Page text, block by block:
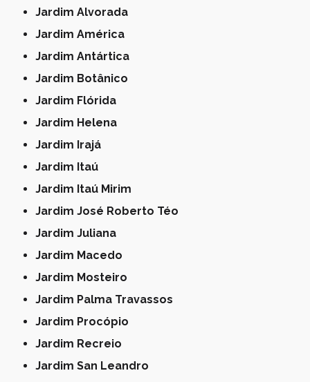
Jardim Alvorada
Jardim América
Jardim Antártica
Jardim Botânico
Jardim Flórida
Jardim Helena
Jardim Irajá
Jardim Itaú
Jardim Itaú Mirim
Jardim José Roberto Téo
Jardim Juliana
Jardim Macedo
Jardim Mosteiro
Jardim Palma Travassos
Jardim Procópio
Jardim Recreio
Jardim San Leandro